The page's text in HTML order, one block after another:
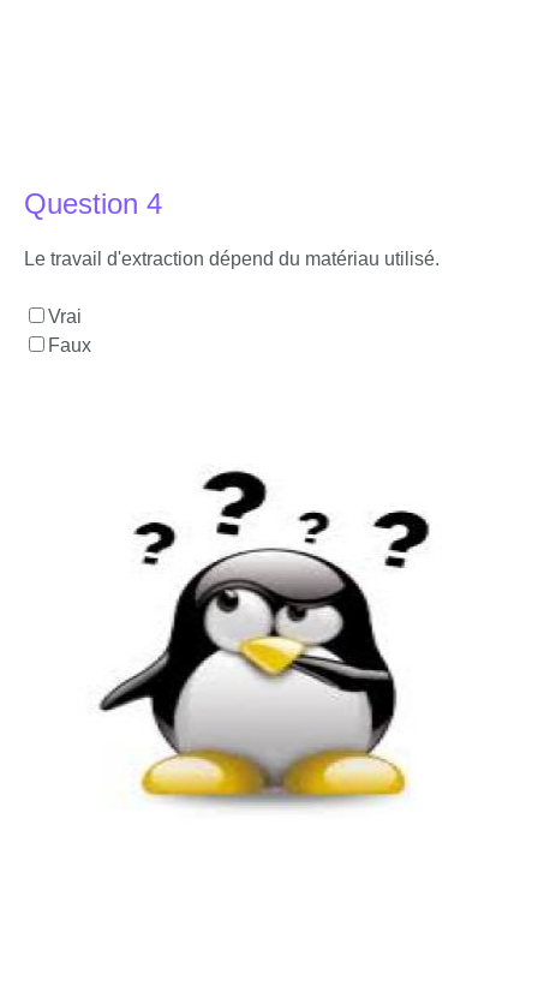
Question 4
Le travail d'extraction dépend du matériau utilisé.
Vrai
Faux